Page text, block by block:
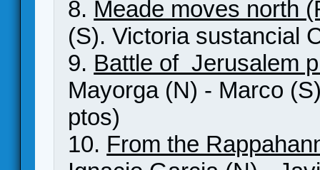
8. Meade moves north
(S). Victoria sustancial
9. Battle of Jerusalem
Mayorga (N) - Marco
ptos)
10. From the